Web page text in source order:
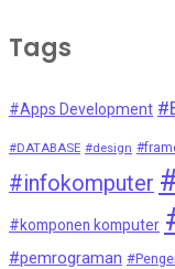
Tags
#Apps Development
#DATABASE #design
#infokomputer
#komponen komputer
#pemrograman